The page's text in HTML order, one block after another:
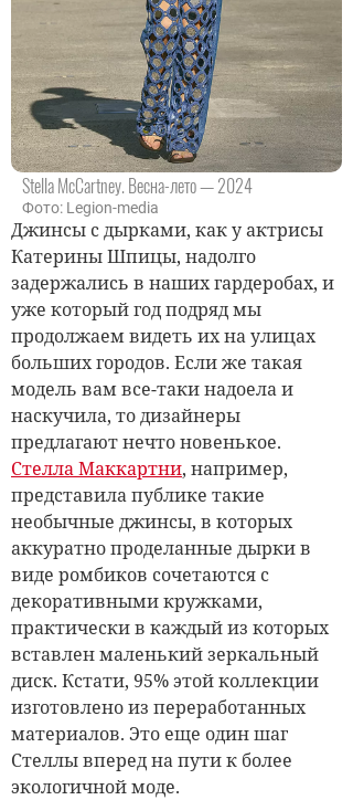
Stella McCartney. Весна-лето — 2024
Фото: Legion-media
Джинсы с дырками, как у актрисы
Катерины Шпицы, надолго
задержались в наших гардеробах, и
уже который год подряд мы
продолжаем видеть их на улицах
больших городов. Если же такая
модель вам все-таки надоела и
наскучила, то дизайнеры
предлагают нечто новенькое.
Стелла Маккартни, например,
представила публике такие
необычные джинсы, в которых
аккуратно проделанные дырки в
виде ромбиков сочетаются с
декоративными кружками,
практически в каждый из которых
вставлен маленький зеркальный
диск. Кстати, 95% этой коллекции
изготовлено из переработанных
материалов. Это еще один шаг
Стеллы вперед на пути к более
экологичной моде.